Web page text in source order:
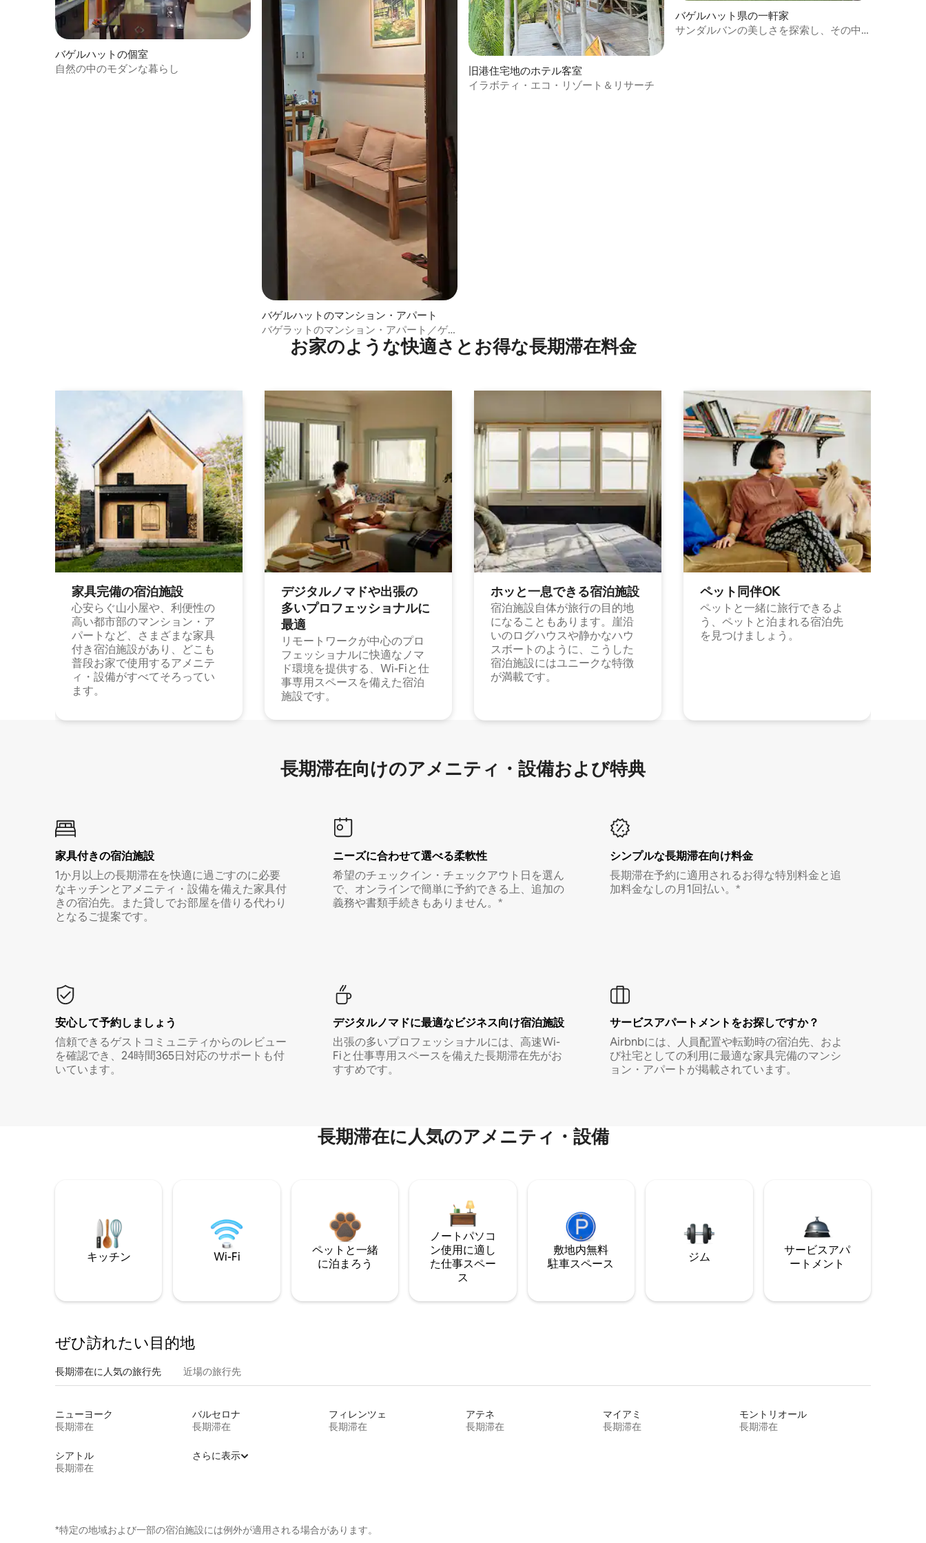
バゲルハットの個室
自然の中のモダンな暮らし
バゲルハットのマンション・アパート
バゲラットのマンション・アパート／ゲ
ストルーム
旧港住宅地のホテル客室
イラボティ・エコ・リゾート＆リサーチ
バゲルハット県の一軒家
サンダルバンの美しさを探索し、その中
お家のような快⁠適⁠さ⁠とお⁠得⁠な長⁠期⁠滞⁠在料⁠金
家具完備の宿⁠泊⁠施⁠設
心安らぐ山小屋や、利便性の
高い都市部のマンション・ア
パートなど、さまざまな家具
付き宿泊施設があり、どこも
普段お家で使用するアメニテ
ィ・設備がすべてそろってい
ます。
デジタルノマドや出⁠張⁠の
多⁠いプ⁠ロ⁠フ⁠ェ⁠ッ⁠シ⁠ョ⁠ナ⁠ル⁠に
最⁠適
リモートワークが中心のプロ
フェッショナルに快適なノマ
ド環境を提供する、Wi-Fiと仕
事専用スペースを備えた宿泊
施設です。
ホッと一⁠息⁠で⁠き⁠る宿⁠泊施⁠設
宿泊施設自体が旅行の目的地
になることもあります。崖沿
いのログハウスや静かなハウ
スボートのように、こうした
宿泊施設にはユニークな特徴
が満載です。
ペット同⁠伴OK
ペットと一緒に旅行できるよ
う、ペットと泊まれる宿泊先
を見つけましょう。
長期滞在向け⁠のア⁠メ⁠ニ⁠テ⁠ィ⁠・設⁠備⁠および特⁠典
家具付き⁠の宿⁠泊⁠施⁠設
1か月以上の長期滞在を快適に過ごすのに必要
なキッチンとアメニティ・設備を備えた家具付
きの宿泊先。また貸しでお部屋を借りる代わり
となるご提案です。
ニーズに合わせて選べる柔軟性
希望のチェックイン・チェックアウト日を選ん
で、オンラインで簡単に予約できる上、追加の
義務や書類手続きもありません。*
シンプルな長期滞在向け料金
長期滞在予約に適用されるお得な特別料金と追
加料金なしの月1回払い。*
安心して予約しましょう
信頼できるゲストコミュニティからのレビュー
を確認でき、24時間365日対応のサポートも付
いています。
デジタルノマド⁠に最⁠適⁠なビ⁠ジ⁠ネ⁠ス⁠向⁠け宿⁠泊⁠施⁠設
出張の多いプロフェッショナルには、高速Wi-
Fiと仕事専用スペースを備えた長期滞在先がお
すすめです。
サービスアパートメントをお探しですか？
Airbnbには、人員配置や転勤時の宿泊先、およ
び社宅としての利用に最適な家具完備のマンシ
ョン・アパートが掲載されています。
長期滞在に人気のアメニティ・設備
キッチン Wi-Fi
ペットと一緒
に泊まろう
ノートパソコ
ン使用に適し
た仕事スペー
ス
敷地内無料
駐⁠車ス⁠ペ⁠ー⁠ス
ジム
サービスアパ
ートメント
ぜひ訪⁠れ⁠た⁠い目⁠的⁠地
長期滞在に人気の旅行先 近場の旅行先
ニューヨーク
長期滞在
バルセロナ
長期滞在
フィレンツェ
長期滞在
アテネ
長期滞在
マイアミ
長期滞在
モントリオール
長期滞在
シアトル
長期滞在
さらに表示
*特定の地域および一部の宿泊施設には例外が適用される場合があります。